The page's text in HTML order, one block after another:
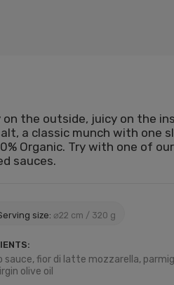
on the outside, juicy on the
a classic munch with one
Organic. Try with one of
sauces.
size: ⌀22 cm / 320 g
sauce, fior di latte mozzarella,
olive oil